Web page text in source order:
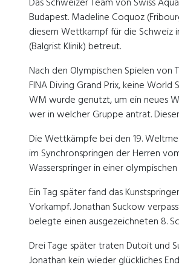
Budapest. Madeline Coquoz
diesem Wettkampf für die Schweiz
(Balgrist Klinik) betreut.
Nach den Olympischen Spielen
FINA Diving Grand Prix, keine
WM wurde genutzt, um ein neues
wer in welcher Gruppe antrat.
Die Wettkämpfe bei den 19.
im Synchronspringen der Herren
Wasserspringer in einer olympischen
Ein Tag später fand das
Vorkampf. Jonathan Suckow
belegte einen ausgezeichneten 8.
Drei Tage später traten Dutoit und
Jonathan kein wieder glückliches